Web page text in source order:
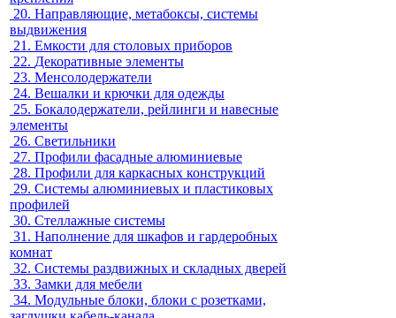
20. Направляющие, метабоксы, системы
выдвижения
21. Емкости для столовых приборов
22. Декоративные элементы
23. Менсолодержатели
24. Вешалки и крючки для одежды
25. Бокалодержатели, рейлинги и навесные
элементы
26. Светильники
27. Профили фасадные алюминиевые
28. Профили для каркасных конструкций
29. Системы алюминиевых и пластиковых
профилей
30. Стеллажные системы
31. Наполнение для шкафов и гардеробных
комнат
32. Системы раздвижных и складных дверей
33. Замки для мебели
34. Модульные блоки, блоки с розетками,